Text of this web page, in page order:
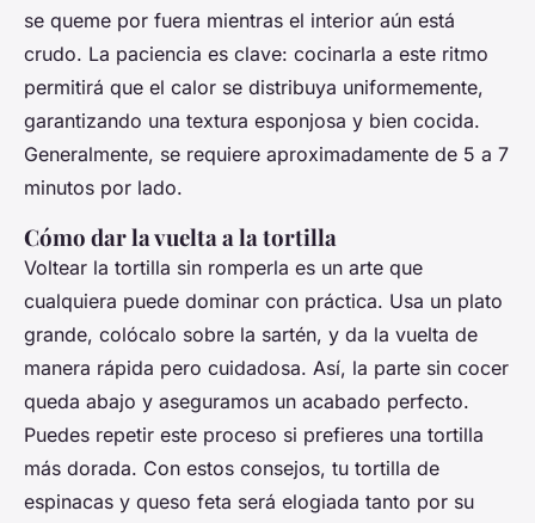
se queme por fuera mientras el interior aún está
crudo. La paciencia es clave: cocinarla a este ritmo
permitirá que el calor se distribuya uniformemente,
garantizando una textura esponjosa y bien cocida.
Generalmente, se requiere aproximadamente de 5 a 7
minutos por lado.
Cómo dar la vuelta a la tortilla
Voltear la tortilla sin romperla es un arte que
cualquiera puede dominar con práctica. Usa un plato
grande, colócalo sobre la sartén, y da la vuelta de
manera rápida pero cuidadosa. Así, la parte sin cocer
queda abajo y aseguramos un acabado perfecto.
Puedes repetir este proceso si prefieres una tortilla
más dorada. Con estos consejos, tu tortilla de
espinacas y queso feta será elogiada tanto por su